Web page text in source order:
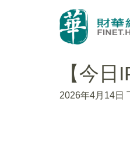
【今
2026年4月14日